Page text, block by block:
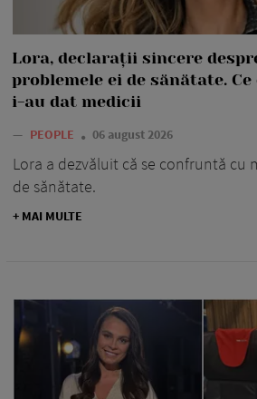
Lora, declarații sincere
problemele ei de sănătate.
i-au dat medicii
— PEOPLE 06 august 2026
Lora a dezvăluit că se confruntă cu
de sănătate.
+ MAI MULTE